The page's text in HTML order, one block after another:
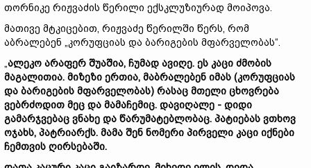
თორნიკე რიჟვაძის წერილი ექსკლუზიურად მოიპოვა.
მათივე მტკიცებით, რიჟვაძე წერილში წერს, რომ
აბრალებენ „კორუფციას და ბარიგების მფარველობას“.
„ალეკო არაფერ შუაშია, ჩუმად ავიღე. ეს კაცი ძმობის
მაგალითია. მიზეზი ერთია, მაბრალებენ იმას (კორუფციას
და ბარიგების მფარველობას) რასაც მთელი ცხოვრება
ვებრძოდით მეც და მამაჩემიც. დავიღალე - დიდი
გამარჯვებაც ვნახე და წარუმატებლობაც. პატიებას ვთხოვ
ოჯახს, პატრიარქს. მამა შენ ნომერი პირველი კაცი იქნები
ჩემთვის ღირსებაში.